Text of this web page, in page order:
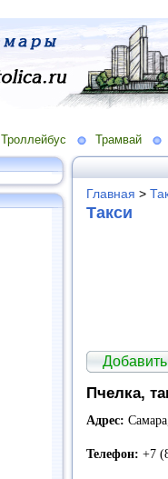
Троллейбус Трамвай
Главная >
Такси
Добавить
Пчелка,
Адрес:
Телефон: +7